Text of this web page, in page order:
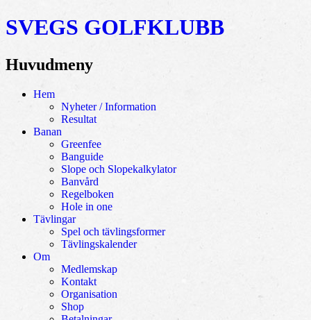
SVEGS GOLFKLUBB
Huvudmeny
HoppaHem
Nyheter / Information
Resultat
Banan
Greenfee
Banguide
Slope och Slopekalkylator
Banvård
Regelboken
Hole in one
Tävlingar
Spel och tävlingsformer
Tävlingskalender
Om
Medlemskap
Kontakt
Organisation
Shop